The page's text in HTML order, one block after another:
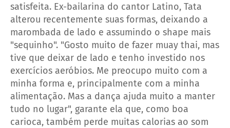
satisfeita. Ex-bailarina do cantor Latino, Tata
alterou recentemente suas formas, deixando a
marombada de lado e assumindo o shape mais
"sequinho". "Gosto muito de fazer muay thai, mas
tive que deixar de lado e tenho investido nos
exercícios aeróbios. Me preocupo muito com a
minha forma e, principalmente com a minha
alimentação. Mas a dança ajuda muito a manter
tudo no lugar", garante ela que, como boa
carioca, também perde muitas calorias ao som